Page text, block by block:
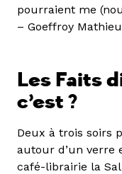
pourraient me
– Goeffroy Mathieu
Les Faits
c’est ?
Deux à trois soirs
autour d’un verre
café-librairie la